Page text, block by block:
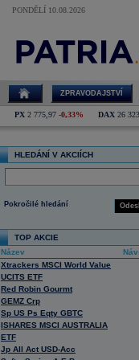
PONDĚLÍ 10.08.2026
ZPRAVODAJSTVÍ
PX 2 775,97 -0,33% DAX 26
HLEDÁNÍ V AKCIÍCH
Pokročilé hledání
TOP AKCIE
Název
Xtrackers MSCI World Value
UCITS ETF
Red Robin Gourmt
GEMZ Crp
Sp US Ps Eqty GBTC
ISHARES MSCI AUSTRALIA
ETF
Jp All Act USD-Acc